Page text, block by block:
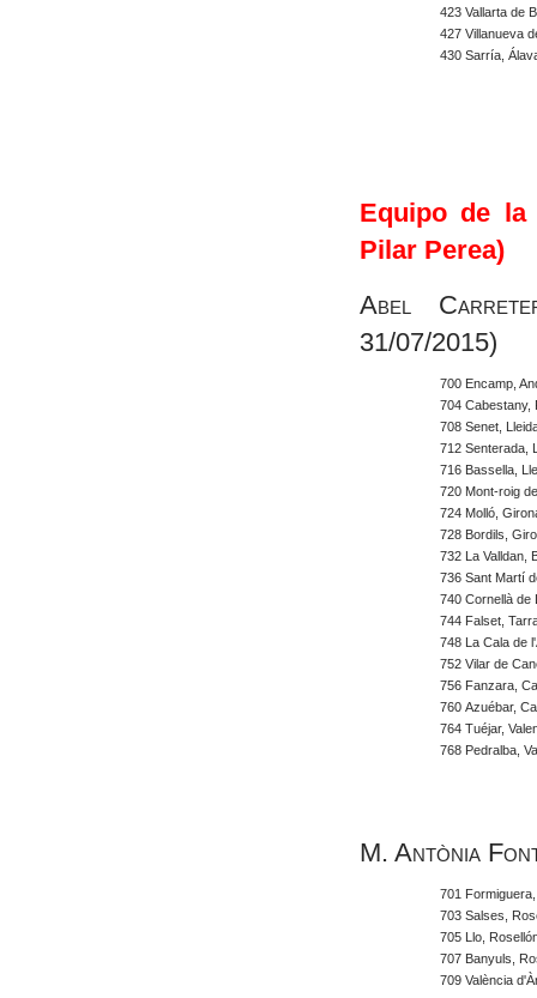
423 Vallarta de
427 Villanueva
430 Sarría,
Equipo de la
Pilar Perea)
Abel
31/07/2015)
700 Encamp,
704 Cabestany,
708 Senet,
712 Senterada,
716 Bassella,
720 Mont-roig
724 Molló,
728 Bordils,
732 La Valldan,
736 Sant Martí
740 Cornellà de
744 Falset,
748 La Cala de
752 Vilar de
756 Fanzara,
760 Azuébar,
764 Tuéjar,
768 Pedralba,
M. Antònia
701
703 Salses,
705 Llo,
707 Banyuls,
709 València